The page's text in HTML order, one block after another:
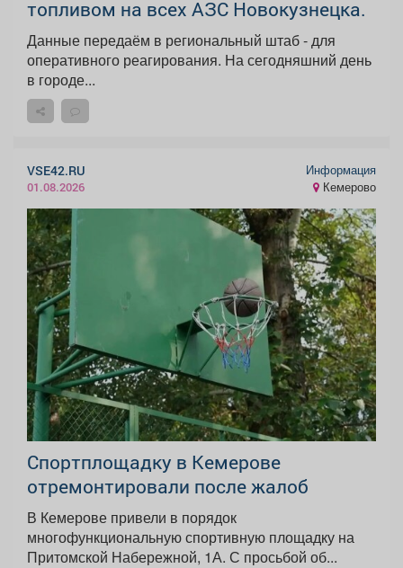
топливом на всех АЗС Новокузнецка.
Данные передаём в региональный штаб - для
оперативного реагирования. На сегодняшний день
в городе...
VSE42.RU
01.08.2026
Информация
Кемерово
Спортплощадку в Кемерове
отремонтировали после жалоб
В Кемерове привели в порядок
многофункциональную спортивную площадку на
Притомской Набережной, 1А. С просьбой об...